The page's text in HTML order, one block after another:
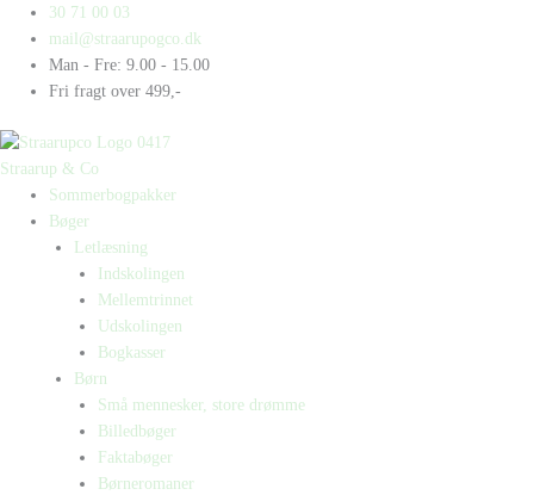
indholdet
30 71 00 03
mail@straarupogco.dk
Man - Fre: 9.00 - 15.00
Fri fragt over 499,-
Straarup & Co
Sommerbogpakker
Bøger
Letlæsning
Indskolingen
Mellemtrinnet
Udskolingen
Bogkasser
Børn
Små mennesker, store drømme
Billedbøger
Faktabøger
Børneromaner
Products
search
Products
search
antal